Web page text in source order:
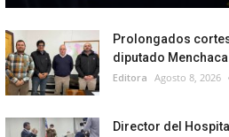
Prolongados
diputado
Editora Agosto 8, 2026
Director del